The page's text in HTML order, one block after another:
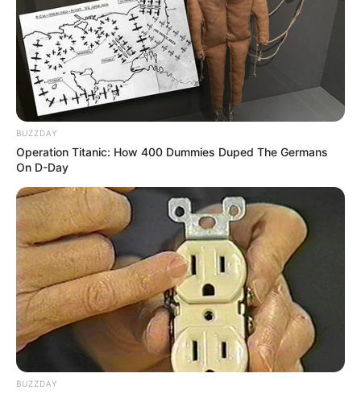
BUZZDAY
Operation Titanic: How 400 Dummies Duped The Germans
On D-Day
BUZZDAY